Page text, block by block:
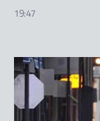
19:47